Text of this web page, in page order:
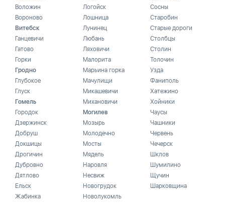
Воложин
Вороново
Витебск
Ганцевичи
Гатово
Горки
Гродно
Глубокое
Глуск
Гомель
Городок
Дзержинск
Добруш
Докшицы
Дрогичин
Дубровно
Дятлово
Ельск
Жабинка
Логойск
Лошница
Лунинец
Любань
Ляховичи
Малорита
Марьина горка
Мачулищи
Микашевичи
Михановичи
Могилев
Мозырь
Молодечно
Мосты
Мядель
Наровля
Несвиж
Новогрудок
Новолукомль
Сосны
Старобин
Старые дороги
Столбцы
Столин
Толочин
Узда
Фаниполь
Хатежино
Хойники
Чаусы
Чашники
Червень
Чечерск
Шклов
Шумилино
Щучин
Шарковщина